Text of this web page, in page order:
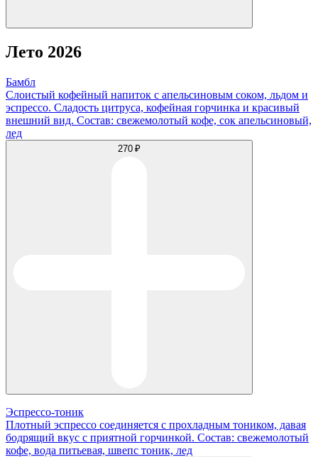
Лето 2026
Бамбл
Слоистый кофейный напиток с апельсиновым соком, льдом и
эспрессо. Сладость цитруса, кофейная горчинка и красивый
внешний вид. Состав: свежемолотый кофе, сок апельсиновый,
лед
270 ₽
Эспрессо-тоник
Плотный эспрессо соединяется с прохладным тоником, давая
бодрящий вкус с приятной горчинкой. Состав: свежемолотый
кофе, вода питьевая, швепс тоник, лед